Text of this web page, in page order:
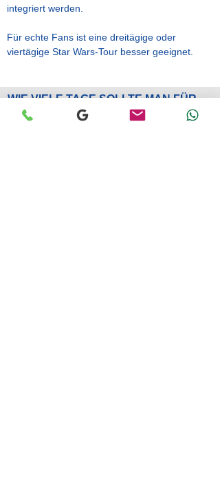
integriert werden.
Für echte Fans ist eine dreitägige oder
viertägige Star Wars-Tour besser geeignet.
WIE VIELE TAGE SOLLTE MAN FÜR
EINE TOUR DURCH SÜDTUNESIEN
EINPLANEN?